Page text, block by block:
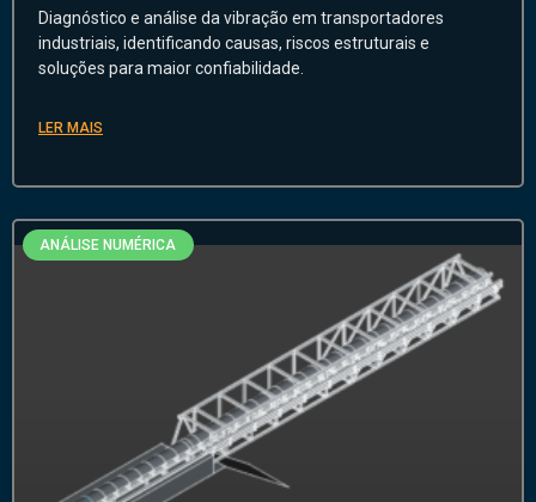
Diagnóstico e análise da vibração em transportadores
industriais, identificando causas, riscos estruturais e
soluções para maior confiabilidade.
LER MAIS
ANÁLISE NUMÉRICA